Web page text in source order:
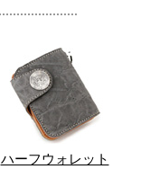
ハーフウォレット